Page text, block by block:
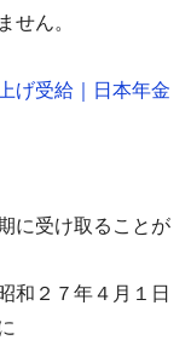
せん。
げ受給｜日本年金
に受け取ることが
和２７年４月１日